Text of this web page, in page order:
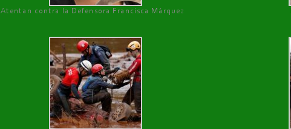
Atentan contra la Defensora Francisca Márquez